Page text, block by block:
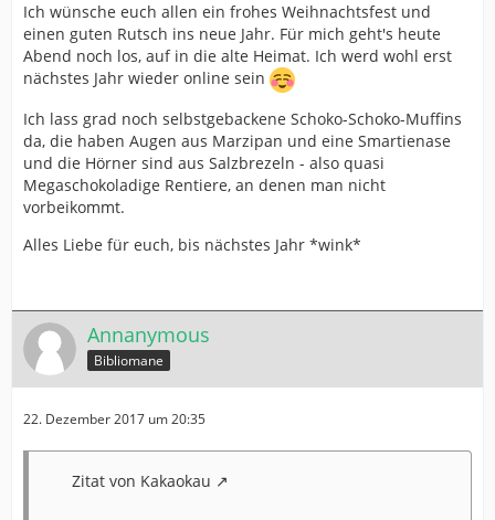
Ich wünsche euch allen ein frohes Weihnachtsfest und
einen guten Rutsch ins neue Jahr. Für mich geht's heute
Abend noch los, auf in die alte Heimat. Ich werd wohl erst
nächstes Jahr wieder online sein
Ich lass grad noch selbstgebackene Schoko-Schoko-Muffins
da, die haben Augen aus Marzipan und eine Smartienase
und die Hörner sind aus Salzbrezeln - also quasi
Megaschokoladige Rentiere, an denen man nicht
vorbeikommt.
Alles Liebe für euch, bis nächstes Jahr *wink*
Annanymous
Bibliomane
22. Dezember 2017 um 20:35
Zitat von Kakaokau